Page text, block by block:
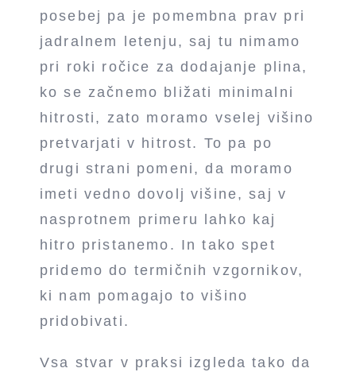
posebej pa je pomembna prav pri
jadralnem letenju, saj tu nimamo
pri roki ročice za dodajanje plina,
ko se začnemo bližati minimalni
hitrosti, zato moramo vselej višino
pretvarjati v hitrost. To pa po
drugi strani pomeni, da moramo
imeti vedno dovolj višine, saj v
nasprotnem primeru lahko kaj
hitro pristanemo. In tako spet
pridemo do termičnih vzgornikov,
ki nam pomagajo to višino
pridobivati.
Vsa stvar v praksi izgleda tako da